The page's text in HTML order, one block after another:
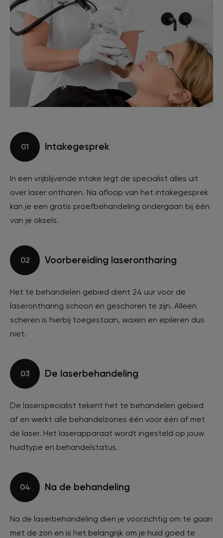
01 Intakegesprek
In een vrijblijvende intake legt de specialist alles uit
over laser ontharen. Na afloop van het intakegesprek
kan je een gratis proefbehandeling ondergaan bij één
van je oksels.
02 Voorbereiding laserontharing
Het te behandelen gebied dient 24 uur voor de
laserontharing schoon en geschoren te zijn. Alleen
scheren is hierbij toegestaan, waxen en epileren dus
niet.
03 De laserbehandeling
De laserspecialist tekent het te behandelen gebied
af en werkt alle behandelzones één voor één af met
de laser. Het laserapparaat wordt ingesteld op jouw
huidtype en behandelstatus.
04 Na de behandeling
Na de laserbehandeling dien je voorzichtig om te gaan
met de zon en is het belangrijk om je huid goed te